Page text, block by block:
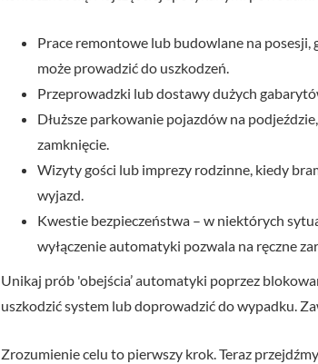
Prace remontowe lub budowlane na posesji,
może prowadzić do uszkodzeń.
Przeprowadzki lub dostawy dużych
Dłuższe parkowanie pojazdów na
zamknięcie.
Wizyty gości lub imprezy rodzinne, kiedy
wyjazd.
Kwestie bezpieczeństwa – w niektórych
wyłączenie automatyki pozwala na ręczne
Unikaj prób 'obejścia’ automatyki poprzez
uszkodzić system lub doprowadzić do wypadku.
Zrozumienie celu to pierwszy krok. Teraz